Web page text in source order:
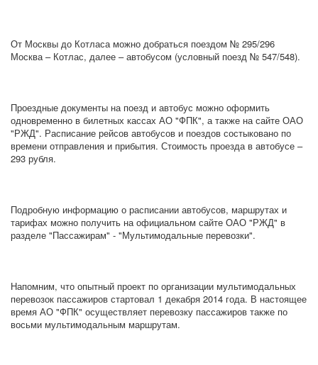
От Москвы до Котласа можно добраться поездом № 295/296
Москва – Котлас, далее – автобусом (условный поезд № 547/548).
Проездные документы на поезд и автобус можно оформить
одновременно в билетных кассах АО "ФПК", а также на сайте ОАО
"РЖД". Расписание рейсов автобусов и поездов состыковано по
времени отправления и прибытия. Стоимость проезда в автобусе –
293 рубля.
Подробную информацию о расписании автобусов, маршрутах и
тарифах можно получить на официальном сайте ОАО "РЖД" в
разделе "Пассажирам" - "Мультимодальные перевозки".
Напомним, что опытный проект по организации мультимодальных
перевозок пассажиров стартовал 1 декабря 2014 года. В настоящее
время АО "ФПК" осуществляет перевозку пассажиров также по
восьми мультимодальным маршрутам.